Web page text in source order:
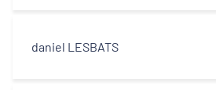
daniel LESBATS